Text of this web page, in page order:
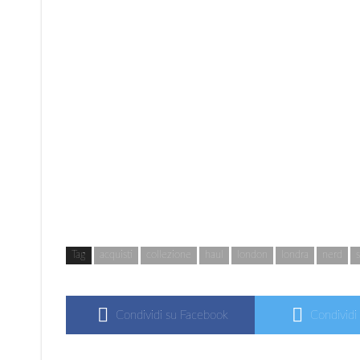
Tag acquisti collezione haul london londra nerd
Condividi su Facebook